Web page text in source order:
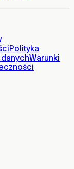
Polityka
Warunki